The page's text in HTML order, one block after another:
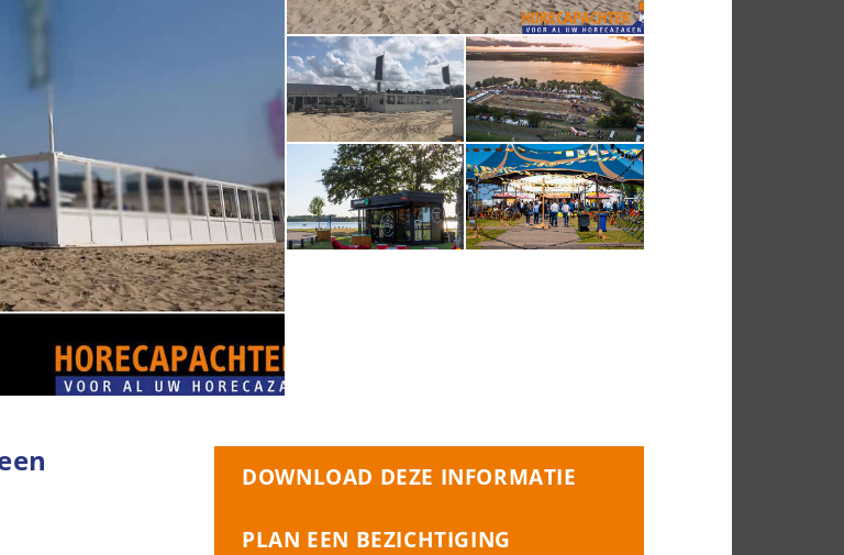
DOWNLOAD DEZE INFORMATIE
PLAN EEN BEZICHTIGING